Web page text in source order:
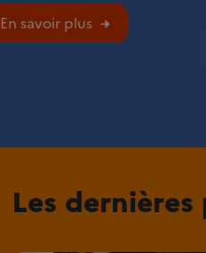
En savoir plus
Les